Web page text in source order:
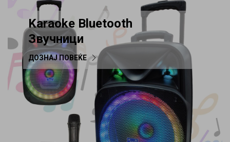
Karaoke Bluetooth
Звучници
ДОЗНАЈ ПОВЕЌЕ